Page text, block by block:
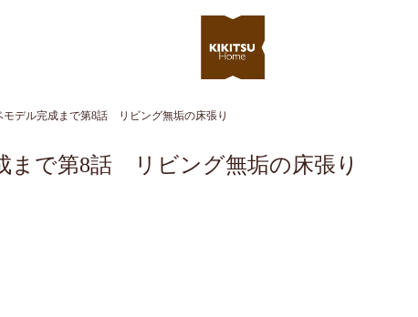
モデル完成まで第8話 リビング無垢の床張り
まで第8話 リビング無垢の床張り